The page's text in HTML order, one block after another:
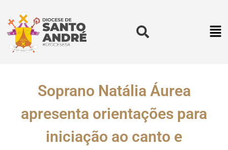
Soprano Natália Áurea
apresenta orientações para
iniciação ao canto e